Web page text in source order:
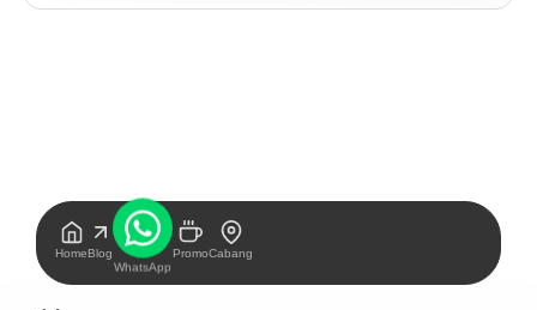
HomeBlog
WhatsApp
PromoCabang